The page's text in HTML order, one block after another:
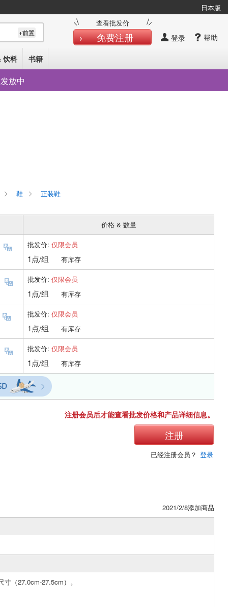
日本版
帮助
登录
查看批发价
免费注册
+前置
饮料 书籍
放中
鞋 正装鞋
价格 & 数量
批发价: 仅限会员
1点/组 有库存
批发价: 仅限会员
1点/组 有库存
批发价: 仅限会员
1点/组 有库存
批发价: 仅限会员
1点/组 有库存
注册会员后才能查看批发价格和产品详细信息。
注册
已经注册会员？ 登录
2021/2/8添加商品
（27.0cm-27.5cm）。